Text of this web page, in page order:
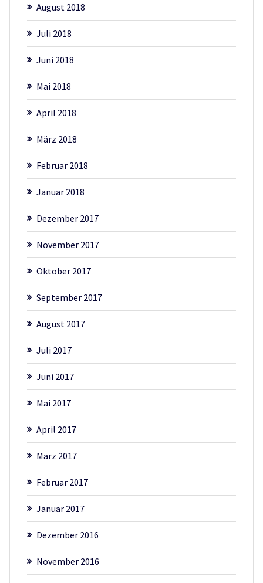
August 2018
Juli 2018
Juni 2018
Mai 2018
April 2018
März 2018
Februar 2018
Januar 2018
Dezember 2017
November 2017
Oktober 2017
September 2017
August 2017
Juli 2017
Juni 2017
Mai 2017
April 2017
März 2017
Februar 2017
Januar 2017
Dezember 2016
November 2016